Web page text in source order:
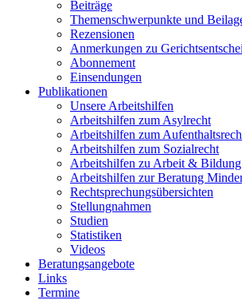
Beiträge
Themenschwerpunkte und
Rezensionen
Anmerkungen zu
Abonnement
Einsendungen
Publikationen
Unsere Arbeitshilfen
Arbeitshilfen zum Asylrecht
Arbeitshilfen zum
Arbeitshilfen zum Sozialrecht
Arbeitshilfen zu Arbeit & Bildung
Arbeitshilfen zur Beratung
Rechtsprechungsübersichten
Stellungnahmen
Studien
Statistiken
Videos
Beratungsangebote
Links
Termine